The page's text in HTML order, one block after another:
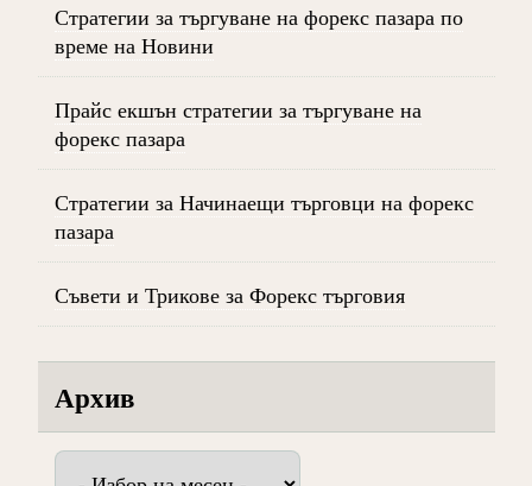
Стратегии за търгуване на форекс пазара по
време на Новини
Прайс екшън стратегии за търгуване на
форекс пазара
Стратегии за Начинаещи търговци на форекс
пазара
Съвети и Трикове за Форекс търговия
Архив
Архив